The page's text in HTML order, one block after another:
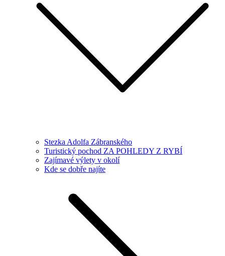
Stezka Adolfa Zábranského
Turistický pochod ZA POHLEDY Z RYBÍ
Zajímavé výlety v okolí
Kde se dobře najíte